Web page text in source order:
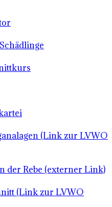
(Link zur LVWO
der Rebe (externer Link)
(Link zur LVWO